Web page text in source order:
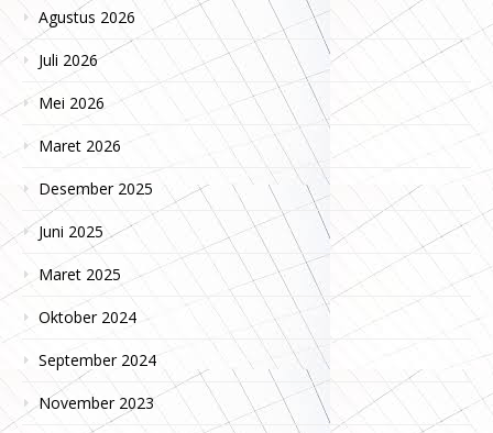
Agustus 2026
Juli 2026
Mei 2026
Maret 2026
Desember 2025
Juni 2025
Maret 2025
Oktober 2024
September 2024
November 2023